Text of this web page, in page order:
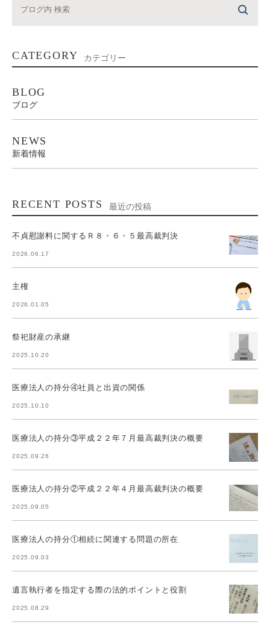
CATEGORY カテゴリー
BLOG
ブログ
NEWS
新着情報
RECENT POSTS 最近の投稿
不貞慰謝料に関するＲ８・６・５最高裁判決
2026.06.17
主権
2026.01.05
祭祀財産の承継
2025.10.20
医療法人の持分④社員と出資の関係
2025.10.10
医療法人の持分③平成２２年７月最高裁判決の概要
2025.09.26
医療法人の持分②平成２２年４月最高裁判決の概要
2025.09.05
医療法人の持分①相続に関連する問題の所在
2025.09.03
遺言執行者を指定する際の法的ポイントと役割
2025.08.29